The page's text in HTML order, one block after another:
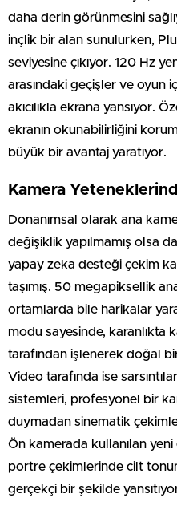
daha derin görünmesini
inçlik bir alan sunulurken,
seviyesine çıkıyor. 120 Hz
arasındaki geçişler ve oyun
akıcılıkla ekrana yansıyor.
ekranın okunabilirliğini
büyük bir avantaj yaratıyor.
Kamera
Donanımsal olarak ana
değişiklik yapılmamış olsa
yapay zeka desteği çekim
taşımış. 50 megapiksellik
ortamlarda bile harikalar
modu sayesinde, karanlıkta
tarafından işlenerek doğal
Video tarafında ise
sistemleri, profesyonel bir
duymadan sinematik
Ön kamerada kullanılan
portre çekimlerinde cilt
gerçekçi bir şekilde